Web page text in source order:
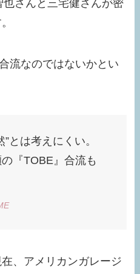
さんと三宅健さんが密
流なのではないかとい
とは考えにくい。
『TOBE』合流も
、アメリカンガレージ